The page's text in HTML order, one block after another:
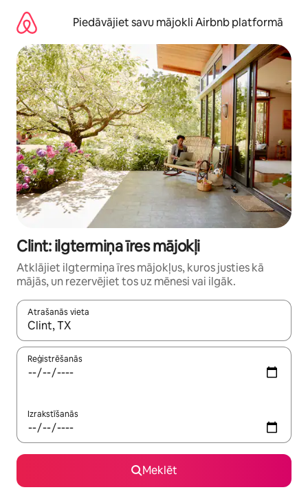
saturu
Piedāvājiet savu mājokli Airbnb platformā
Clint: ilgtermiņa īres mājokļi
Atklājiet ilgtermiņa īres mājokļus, kuros justies kā
mājās, un rezervējiet tos uz mēnesi vai ilgāk.
Atrašanās vieta
Kad rezultāti kļūs pieejami, izmantojiet bultiņu uz augšu un
Reģistrēšanās
Izrakstīšanās
Meklēt